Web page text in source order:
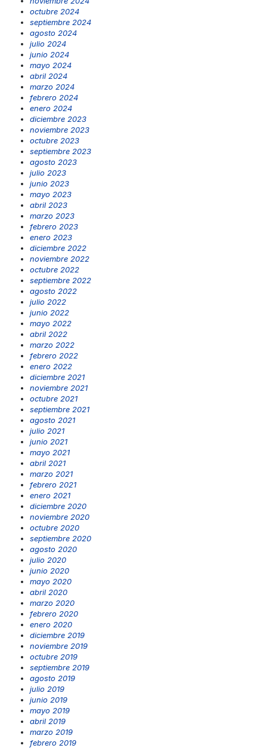
octubre 2024
septiembre 2024
agosto 2024
julio 2024
junio 2024
mayo 2024
abril 2024
marzo 2024
febrero 2024
enero 2024
diciembre 2023
noviembre 2023
octubre 2023
septiembre 2023
agosto 2023
julio 2023
junio 2023
mayo 2023
abril 2023
marzo 2023
febrero 2023
enero 2023
diciembre 2022
noviembre 2022
octubre 2022
septiembre 2022
agosto 2022
julio 2022
junio 2022
mayo 2022
abril 2022
marzo 2022
febrero 2022
enero 2022
diciembre 2021
noviembre 2021
octubre 2021
septiembre 2021
agosto 2021
julio 2021
junio 2021
mayo 2021
abril 2021
marzo 2021
febrero 2021
enero 2021
diciembre 2020
noviembre 2020
octubre 2020
septiembre 2020
agosto 2020
julio 2020
junio 2020
mayo 2020
abril 2020
marzo 2020
febrero 2020
enero 2020
diciembre 2019
noviembre 2019
octubre 2019
septiembre 2019
agosto 2019
julio 2019
junio 2019
mayo 2019
abril 2019
marzo 2019
febrero 2019